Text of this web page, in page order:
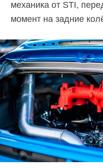
механика от STI,
момент на задние